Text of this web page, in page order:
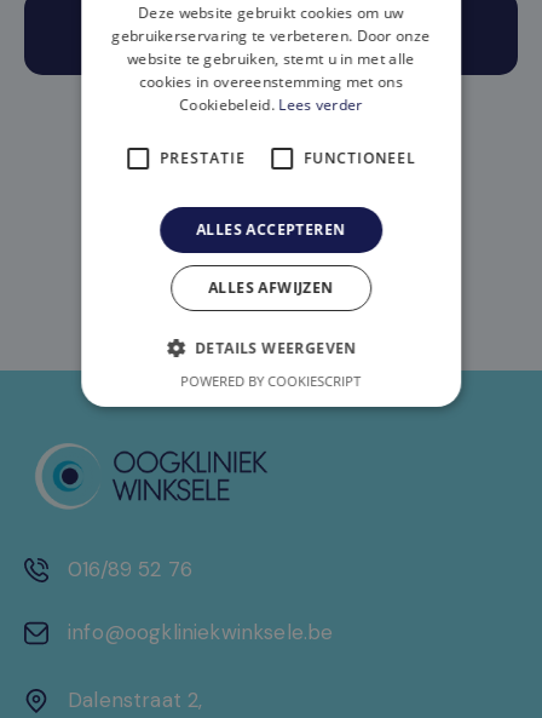
PRENEZ RENDEZ-VOUS
(OU)
Appelez: 016/89 52 76
016/89 52 76
info@oogkliniekwinksele.be
Dalenstraat 2,
Deze website gebruikt cookies om uw
gebruikerservaring te verbeteren. Door onze
website te gebruiken, stemt u in met alle
cookies in overeenstemming met ons
Cookiebeleid. Lees verder
PRESTATIE FUNCTIONEEL
ALLES ACCEPTEREN
ALLES AFWIJZEN
DETAILS WEERGEVEN
POWERED BY COOKIESCRIPT